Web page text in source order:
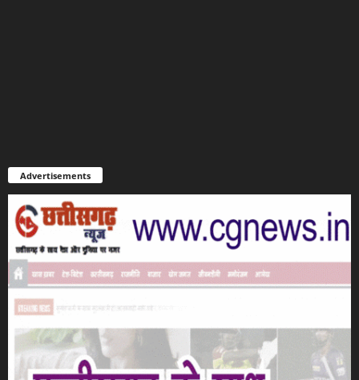
Advertisements